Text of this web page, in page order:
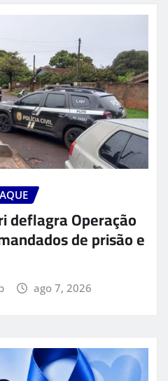
deflagra Operação
de prisão e
ago 7, 2026